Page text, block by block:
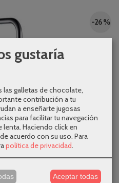
-26 %
gustaría
galletas de chocolate,
contribución a tu
a enseñarte jugosas
para facilitar tu navegación
lenta. Haciendo click en
acuerdo con su uso. Para
política de privacidad
Aceptar todas